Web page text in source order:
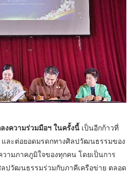
งความร่วมมือฯ ในครั้งนี้ เป็นอีกก้าวที่
ละต่อยอดมรดกทางศิลปวัฒนธรรมของ
ามภาคภูมิใจของทุกคน โดยเป็นการ
ปวัฒนธรรมร่วมกับภาคีเครือข่าย ตลอด